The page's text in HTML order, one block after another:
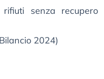
senza recupero
2024)